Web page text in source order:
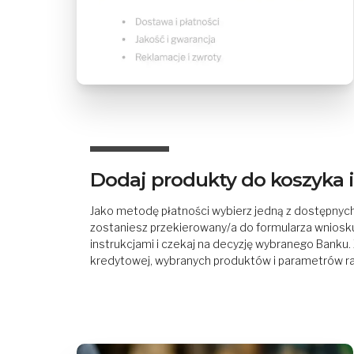
Dodaj produkty do koszyka
Jako metodę płatności wybierz jedną z
zostaniesz przekierowany/a do formularza
instrukcjami i czekaj na decyzję wybranego
kredytowej, wybranych produktów i parametrów